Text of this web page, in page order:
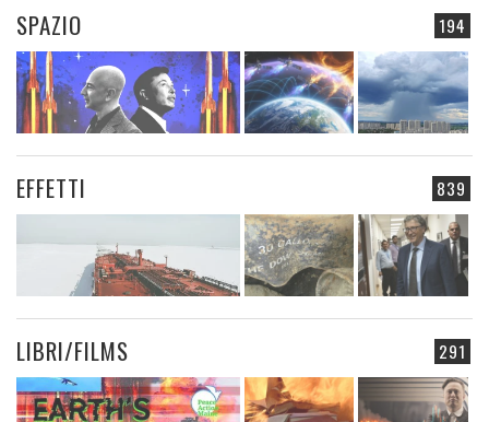
194
SPAZIO
839
EFFETTI
291
LIBRI/FILMS